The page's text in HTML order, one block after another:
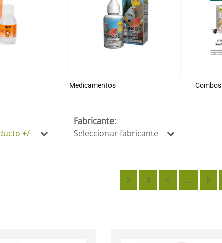
Medicamentos Combos
+/-
Fabricante:
Seleccionar fabricante
2 3 4 ... 6